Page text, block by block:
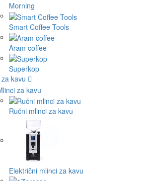
Morning
Smart Coffee Tools
Aram coffee
Superkop
kavu
Ručni mlinci za kavu
Električni mlinci za kavu